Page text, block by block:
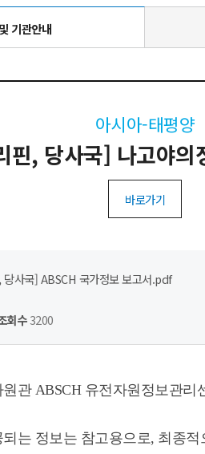
기관안내
아시아-태평양
핀, 당사국] 나고야의
바로가기
당사국] ABSCH 국가정보 보고서.pdf
회수3200
관 ABSCH 유전자원정보관리
는 정보는 참고용으로, 최종